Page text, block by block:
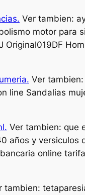
Ver tambien:
motor para
Ver
line Sandalias
Ver tambien: que
años y versiculos
online
tambien: